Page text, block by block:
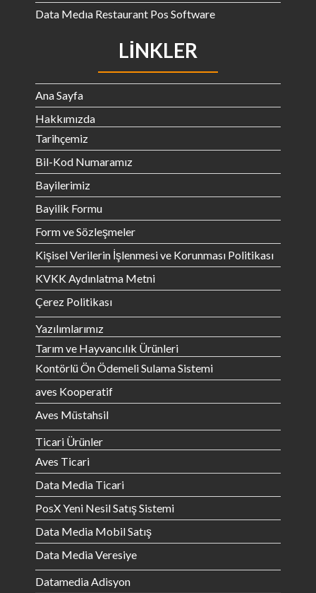
Data Medıa Restaurant Pos Software
LINKLER
Ana Sayfa
Hakkımızda
Tarihçemiz
Bil-Kod Numaramız
Bayilerimiz
Bayilik Formu
Form ve Sözleşmeler
Kişisel Verilerin İşlenmesi ve Korunması Politikası
KVKK Aydınlatma Metni
Çerez Politikası
Yazılımlarımız
Tarım ve Hayvancılık Ürünleri
Kontörlü Ön Ödemeli Sulama Sistemi
aves Kooperatif
Aves Müstahsil
Ticari Ürünler
Aves Ticari
Data Media Ticari
PosX Yeni Nesil Satış Sistemi
Data Media Mobil Satış
Data Media Veresiye
Datamedia Adisyon